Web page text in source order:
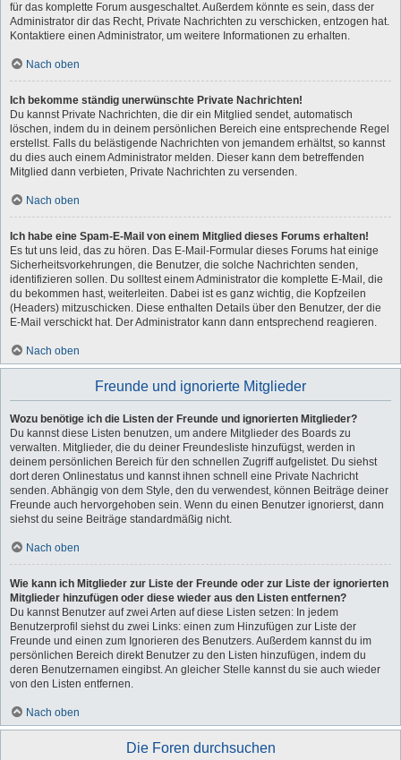
für das komplette Forum ausgeschaltet. Außerdem könnte es sein, dass der
Administrator dir das Recht, Private Nachrichten zu verschicken, entzogen hat.
Kontaktiere einen Administrator, um weitere Informationen zu erhalten.
Nach oben
Ich bekomme ständig unerwünschte Private Nachrichten!
Du kannst Private Nachrichten, die dir ein Mitglied sendet, automatisch
löschen, indem du in deinem persönlichen Bereich eine entsprechende Regel
erstellst. Falls du belästigende Nachrichten von jemandem erhältst, so kannst
du dies auch einem Administrator melden. Dieser kann dem betreffenden
Mitglied dann verbieten, Private Nachrichten zu versenden.
Nach oben
Ich habe eine Spam-E-Mail von einem Mitglied dieses Forums erhalten!
Es tut uns leid, das zu hören. Das E-Mail-Formular dieses Forums hat einige
Sicherheitsvorkehrungen, die Benutzer, die solche Nachrichten senden,
identifizieren sollen. Du solltest einem Administrator die komplette E-Mail, die
du bekommen hast, weiterleiten. Dabei ist es ganz wichtig, die Kopfzeilen
(Headers) mitzuschicken. Diese enthalten Details über den Benutzer, der die
E-Mail verschickt hat. Der Administrator kann dann entsprechend reagieren.
Nach oben
Freunde und ignorierte Mitglieder
Wozu benötige ich die Listen der Freunde und ignorierten Mitglieder?
Du kannst diese Listen benutzen, um andere Mitglieder des Boards zu
verwalten. Mitglieder, die du deiner Freundesliste hinzufügst, werden in
deinem persönlichen Bereich für den schnellen Zugriff aufgelistet. Du siehst
dort deren Onlinestatus und kannst ihnen schnell eine Private Nachricht
senden. Abhängig von dem Style, den du verwendest, können Beiträge deiner
Freunde auch hervorgehoben sein. Wenn du einen Benutzer ignorierst, dann
siehst du seine Beiträge standardmäßig nicht.
Nach oben
Wie kann ich Mitglieder zur Liste der Freunde oder zur Liste der ignorierten
Mitglieder hinzufügen oder diese wieder aus den Listen entfernen?
Du kannst Benutzer auf zwei Arten auf diese Listen setzen: In jedem
Benutzerprofil siehst du zwei Links: einen zum Hinzufügen zur Liste der
Freunde und einen zum Ignorieren des Benutzers. Außerdem kannst du im
persönlichen Bereich direkt Benutzer zu den Listen hinzufügen, indem du
deren Benutzernamen eingibst. An gleicher Stelle kannst du sie auch wieder
von den Listen entfernen.
Nach oben
Die Foren durchsuchen